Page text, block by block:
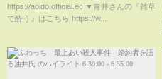
判について聞きました
https://aoido.official.ec ▼青井さんの『雑草
で酔う』はこちら https://w...